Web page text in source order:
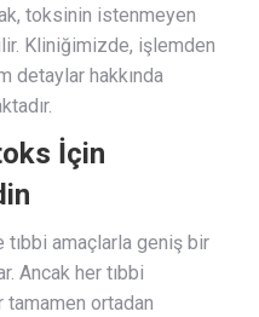
toksinin istenmeyen
Kliniğimizde, işlemden
detaylar hakkında
İçin
tıbbi amaçlarla geniş bir
Ancak her tıbbi
ortadan